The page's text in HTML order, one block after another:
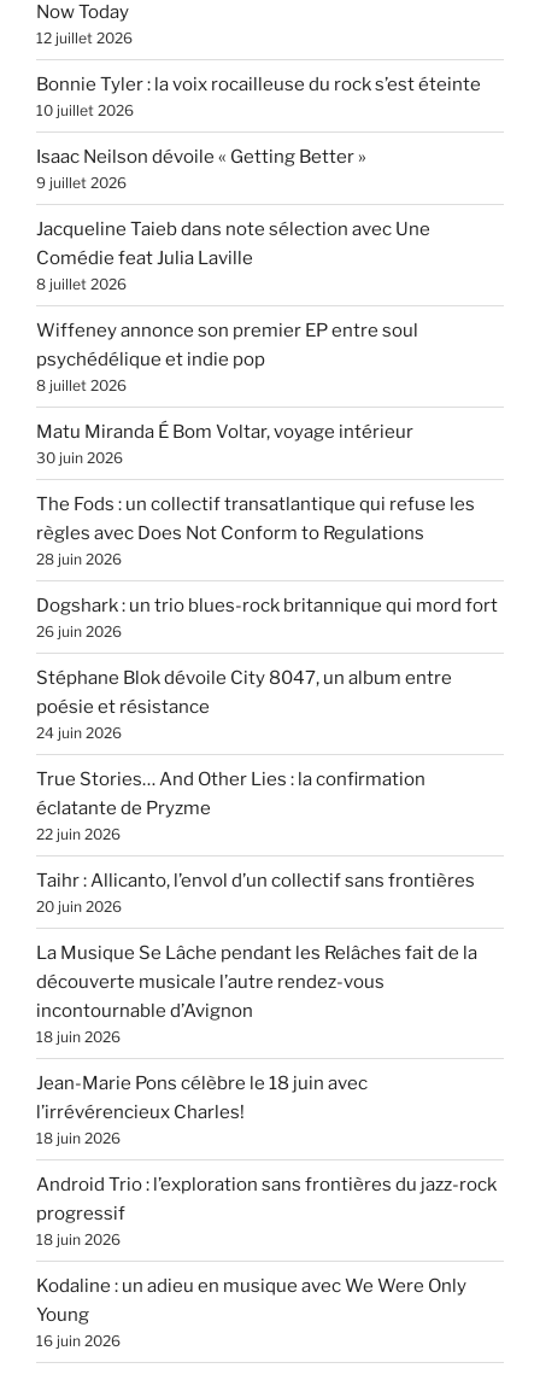
Now Today
12 juillet 2026
Bonnie Tyler : la voix rocailleuse du rock s’est éteinte
10 juillet 2026
Isaac Neilson dévoile « Getting Better »
9 juillet 2026
Jacqueline Taieb dans note sélection avec Une
Comédie feat Julia Laville
8 juillet 2026
Wiffeney annonce son premier EP entre soul
psychédélique et indie pop
8 juillet 2026
Matu Miranda É Bom Voltar, voyage intérieur
30 juin 2026
The Fods : un collectif transatlantique qui refuse les
règles avec Does Not Conform to Regulations
28 juin 2026
Dogshark : un trio blues-rock britannique qui mord fort
26 juin 2026
Stéphane Blok dévoile City 8047, un album entre
poésie et résistance
24 juin 2026
True Stories… And Other Lies : la confirmation
éclatante de Pryzme
22 juin 2026
Taihr : Allicanto, l’envol d’un collectif sans frontières
20 juin 2026
La Musique Se Lâche pendant les Relâches fait de la
découverte musicale l’autre rendez-vous
incontournable d’Avignon
18 juin 2026
Jean-Marie Pons célèbre le 18 juin avec
l’irrévérencieux Charles!
18 juin 2026
Android Trio : l’exploration sans frontières du jazz-rock
progressif
18 juin 2026
Kodaline : un adieu en musique avec We Were Only
Young
16 juin 2026